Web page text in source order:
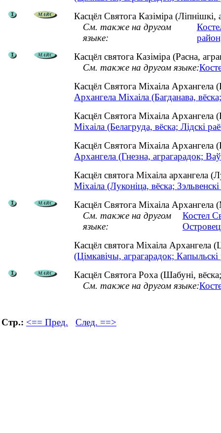
Касцёл Святога Казіміра (Ліпнішкі,
См. также на другом
языке:
Касцёл святога Казіміра (Расна,
См. также на другом языке:
Касцёл Святога Міхаіла
Архангела Міхаіла (Багданава,
Касцёл Святога Міхаіла Архангела
Міхаіла (Белагруда, вёска; Лідскі
Касцёл Святога Міхаіла
Архангела (Гнезна, аграгарадок;
Касцёл святога Міхаіла архангела
Міхаіла (Луконіца, вёска;
Касцёл Святога Міхаіла Архангела
См. также на другом
языке:
Костел
Касцёл святога Міхаіла
(Цімкавічы, аграгарадок; Капыльскі
Касцёл Святога Роха (Шабуні,
См. также на другом языке:
Стр.: <== Пред. След. ==>